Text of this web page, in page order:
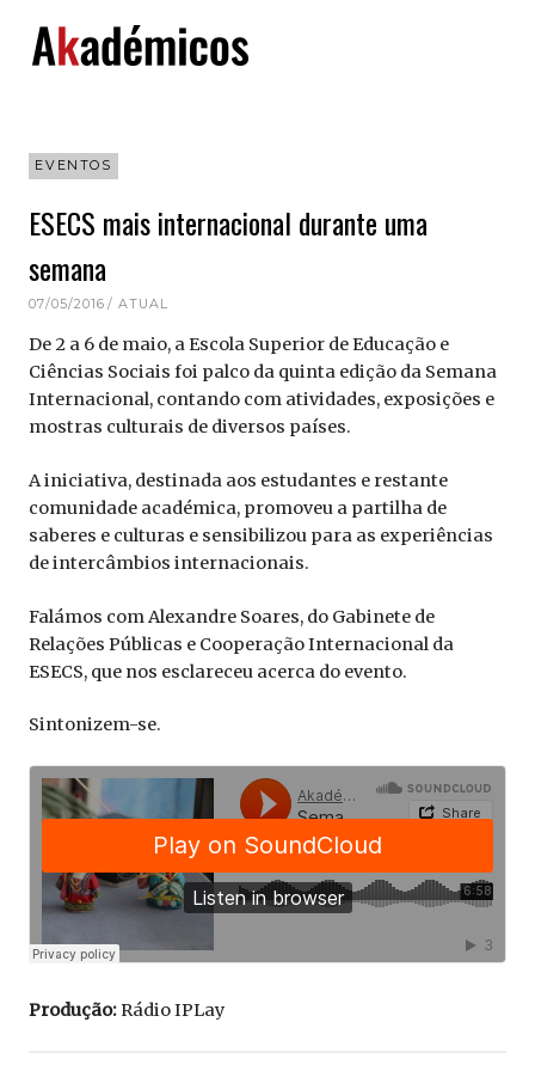
content
EVENTOS
ESECS mais internacional durante uma
semana
07/05/2016 ATUAL
De 2 a 6 de maio, a Escola Superior de Educação e
Ciências Sociais foi palco da quinta edição da Semana
Internacional, contando com atividades, exposições e
mostras culturais de diversos países.
A iniciativa, destinada aos estudantes e restante
comunidade académica, promoveu a partilha de
saberes e culturas e sensibilizou para as experiências
de intercâmbios internacionais.
Falámos com Alexandre Soares, do Gabinete de
Relações Públicas e Cooperação Internacional da
ESECS, que nos esclareceu acerca do evento.
Sintonizem-se.
Produção:Rádio IPLay